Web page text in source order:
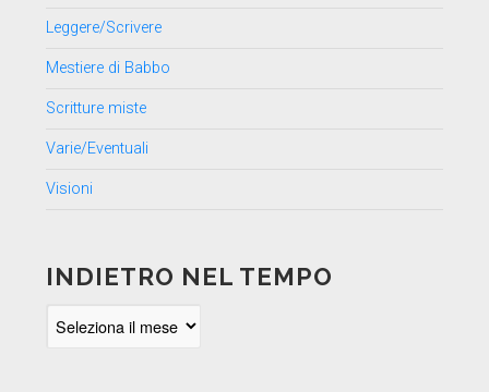
Leggere/Scrivere
Mestiere di Babbo
Scritture miste
Varie/Eventuali
Visioni
INDIETRO NEL TEMPO